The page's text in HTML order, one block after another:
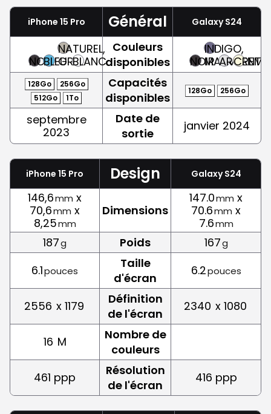
iPhone 15 Pro Général Galaxy S24
NOIRBLEU
NATUREL,
GRISBLANC
Couleurs
disponibles
NOIR
INDIGO,
MAUVE
ARGENT
CREME
128Go
256Go
512Go
1To
Capacités
disponibles
128Go 256Go
septembre
2023
Date de
sortie
janvier 2024
iPhone 15 Pro Design Galaxy S24
146,6mm x
70,6mm x
8,25mm
Dimensions
147.0mm x
70.6mm x
7.6mm
187g Poids 167g
6.1pouces
Taille
d'écran
6.2pouces
2556 x 1179
Définition
de l'écran
2340 x 1080
16 M
Nombre de
couleurs
461 ppp
Résolution
de l'écran
416 ppp